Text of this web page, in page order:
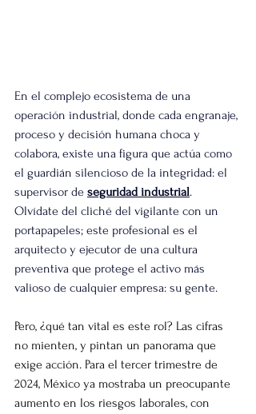
En el complejo ecosistema de una
operación industrial, donde cada engranaje,
proceso y decisión humana choca y
colabora, existe una figura que actúa como
el guardián silencioso de la integridad: el
supervisor de seguridad industrial.
Olvídate del cliché del vigilante con un
portapapeles; este profesional es el
arquitecto y ejecutor de una cultura
preventiva que protege el activo más
valioso de cualquier empresa: su gente.
Pero, ¿qué tan vital es este rol? Las cifras
no mienten, y pintan un panorama que
exige acción. Para el tercer trimestre de
2024, México ya mostraba un preocupante
aumento en los riesgos laborales, con